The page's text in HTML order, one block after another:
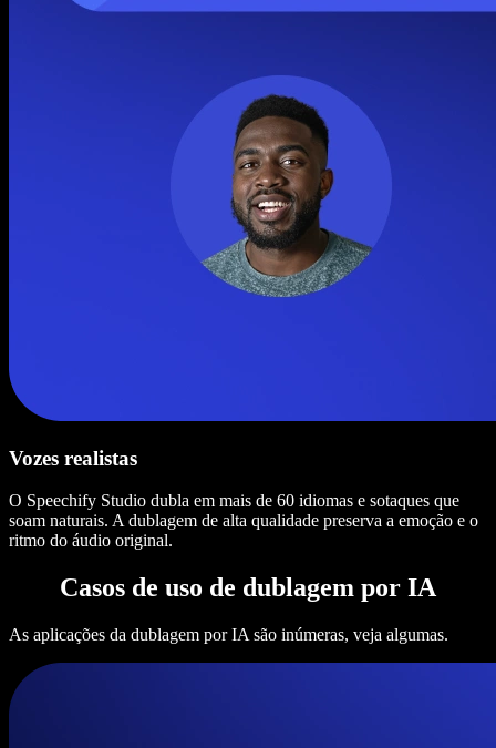
Vozes realistas
O Speechify Studio dubla em mais de 60 idiomas e sotaques que
soam naturais. A dublagem de alta qualidade preserva a emoção e o
ritmo do áudio original.
Casos de uso de dublagem por IA
As aplicações da dublagem por IA são inúmeras, veja algumas.